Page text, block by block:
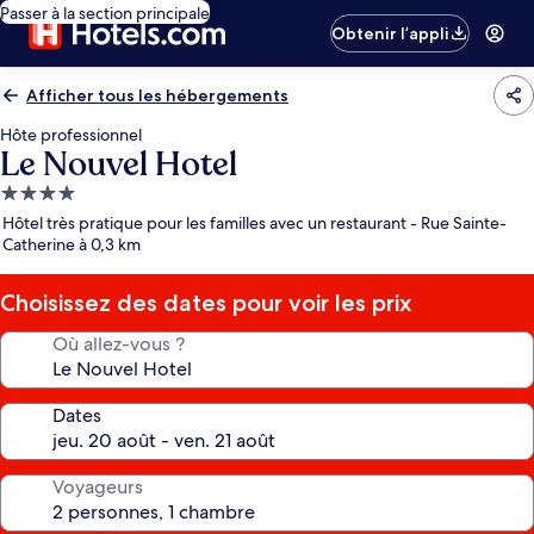
Passer à la section principale
Obtenir l’appli
Afficher tous les hébergements
Hôte professionnel
Le Nouvel Hotel
Hébergement
4.0 étoiles
Hôtel très pratique pour les familles avec un restaurant - Rue Sainte-
Catherine à 0,3 km
Choisissez des dates pour voir les prix
Où allez-vous ?
Dates
Voyageurs